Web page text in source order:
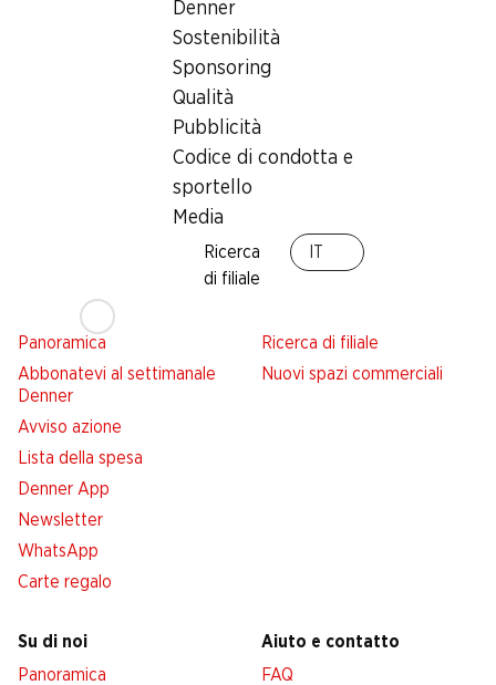
Denner
Sostenibilità
Sponsoring
Qualità
Pubblicità
Codice di condotta e
sportello
Media
Ricerca
di filiale
Con la newsletter di Denner si rimane sempre aggiornati. Si
Panoramica
Abbonatevi al settimanale
Denner
Avviso azione
Lista della spesa
Denner App
Newsletter
WhatsApp
Carte regalo
Ricerca di filiale
Nuovi spazi commerciali
Su di noi
Panoramica
Aiuto e contatto
FAQ